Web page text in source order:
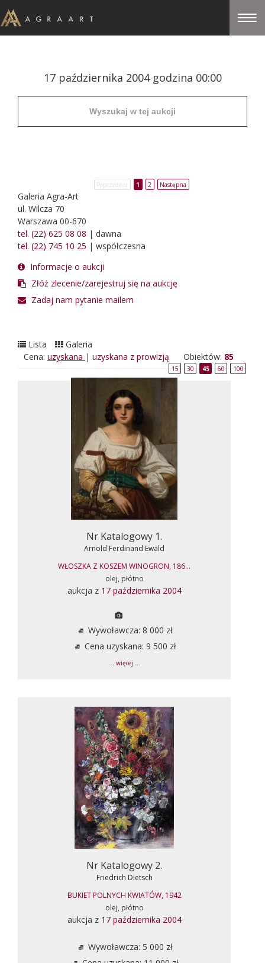
17 października 2004 godzina 00:00
Poprzednia 1 2 Następna
Galeria Agra-Art
ul. Wilcza 70
Warszawa 00-670
tel. (22) 625 08 08 | dawna
tel. (22) 745 10 25 | współczesna
Informacje o aukcji
Złóż zlecenie/zarejestruj się na aukcję
Zadaj nam pytanie mailem
Lista
Galeria
Cena: uzyskana | uzyskana z prowizją Obiektów: 85
15 30 45 60 100
Nr Katalogowy 1.
Arnold Ferdinand Ewald
WŁOSZKA Z KOSZEM WINOGRON, 186...
olej, płótno
aukcja z 17 października 2004
Wywoławcza: 8 000 zł
Cena uzyskana: 9 500 zł
... więcej ...
Nr Katalogowy 2.
Friedrich Dietsch
BUKIET POLNYCH KWIATÓW, 1942
olej, płótno
aukcja z 17 października 2004
Wywoławcza: 5 000 zł